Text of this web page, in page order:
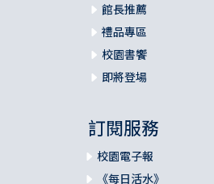
館長推薦
禮品專區
校園書饗
即將登場
訂閱服務
校園電子報
《每日活水》